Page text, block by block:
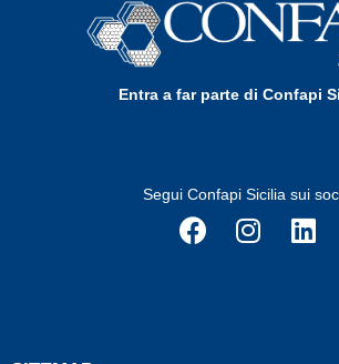
Entra a far parte di Confapi
Segui Confapi Sicilia sui